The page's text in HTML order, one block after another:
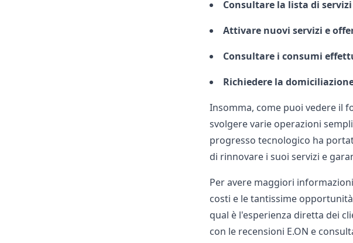
Consultare la lista di
Attivare nuovi servizi e
Consultare i consumi
Richiedere la
Insomma, come puoi vedere il
svolgere varie operazioni
progresso tecnologico ha
di rinnovare i suoi servizi e
Per avere maggiori
costi e le tantissime
qual è l'esperienza diretta dei
con le recensioni E.ON e